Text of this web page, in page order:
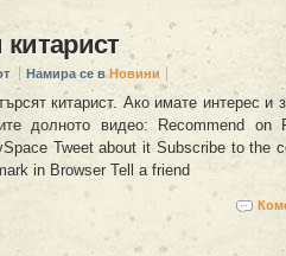
китарист
Намира се в Новини
китарист. Ако имате интерес и
долното видео: Recommend on
Tweet about it Subscribe to the
in Browser Tell a friend